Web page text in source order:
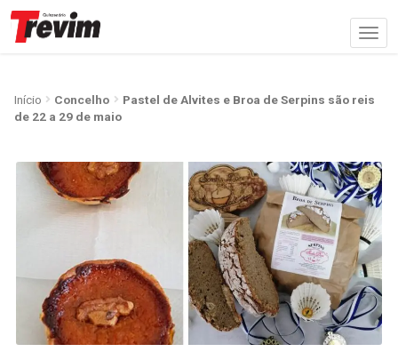
Início Concelho
Pastel de Alvites e Broa de Serpins são reis
de 22 a 29 de maio